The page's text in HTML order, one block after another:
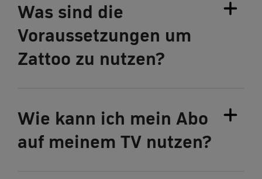
Was sind die
Voraussetzungen um
Zattoo zu nutzen?
Wie kann ich mein Abo
auf meinem TV nutzen?